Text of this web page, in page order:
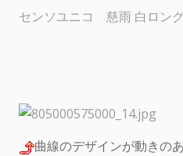
センソユニコ 慈雨 白ロン
曲線のデザインが動きの